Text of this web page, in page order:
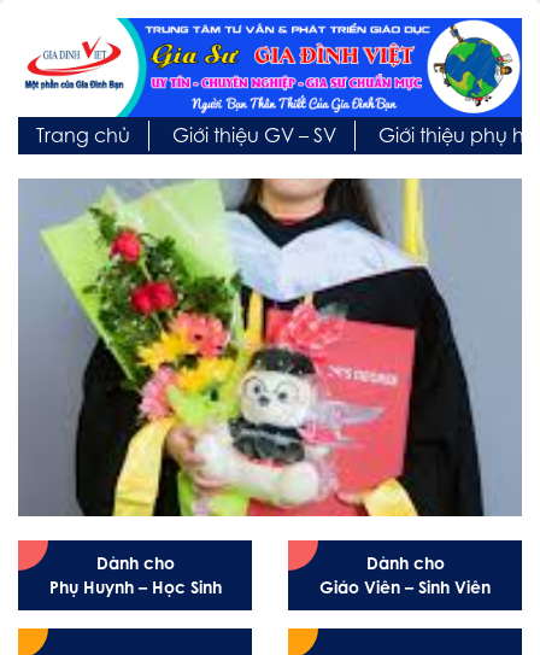
Trang chủ Giới thiệu GV – SV Giới thiệu phụ
Dành cho
Phụ Huynh – Học Sinh
Dành cho
Giáo Viên – Sinh Viên